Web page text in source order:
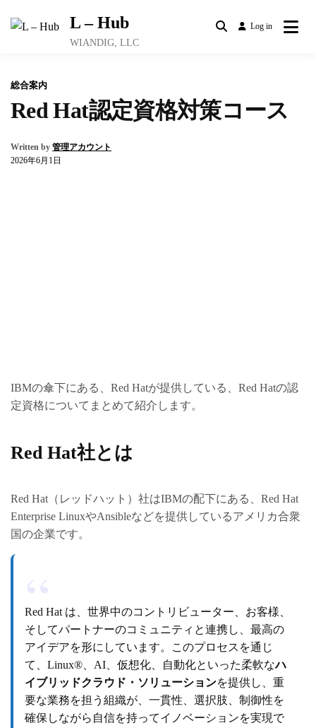
L – Hub
WIANDIG, LLC
Log in
総合案内
Red Hat認定資格対策コース
Written by 管理アカウント
2026年6月1日
IBMの傘下にある、Red Hatが提供している、Red Hatの認
定資格についてまとめて紹介します。
Red Hat社とは
Red Hat（レッドハット）社はIBMの配下にある、Red Hat
Enterprise LinuxやAnsibleなどを提供しているアメリカ合衆
国の企業です。
Red Hat は、世界中のコントリビューター、お客様、
そしてパートナーのコミュニティと連携し、最高の
アイデアを形にしています。このプロセスを通じ
て、Linux®、AI、仮想化、自動化といった柔軟なハ
イブリッドクラウド・ソリューションを提供し、重
要な業務を担う組織が、一貫性、選択肢、制御性を
確保しながら自信を持ってイノベーションを実現で